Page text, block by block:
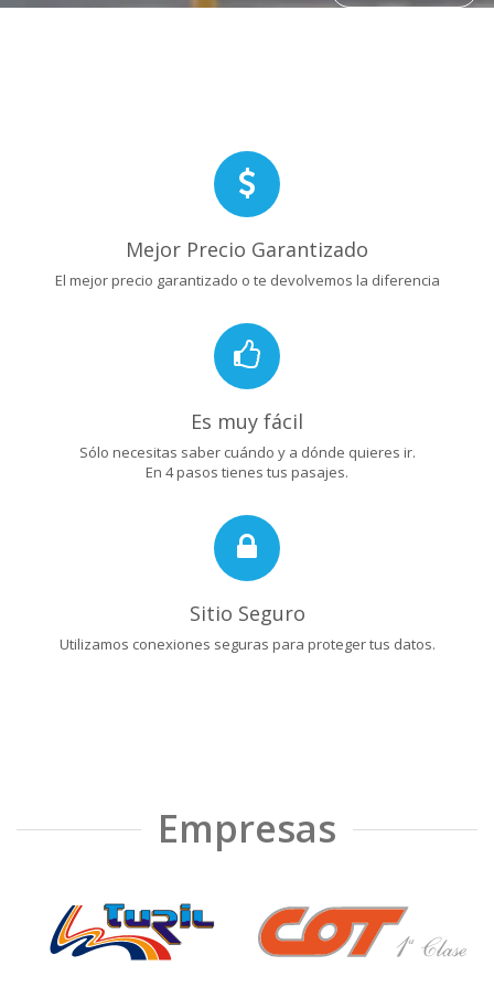
Mejor Precio Garantizado
El mejor precio garantizado o te devolvemos la diferencia
Es muy fácil
Sólo necesitas saber cuándo y a dónde quieres ir.
En 4 pasos tienes tus pasajes.
Sitio Seguro
Utilizamos conexiones seguras para proteger tus datos.
Empresas
❮ ❯